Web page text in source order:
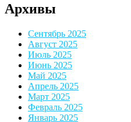
Архивы
Сентябрь 2025
Август 2025
Июль 2025
Июнь 2025
Май 2025
Апрель 2025
Март 2025
Февраль 2025
Январь 2025